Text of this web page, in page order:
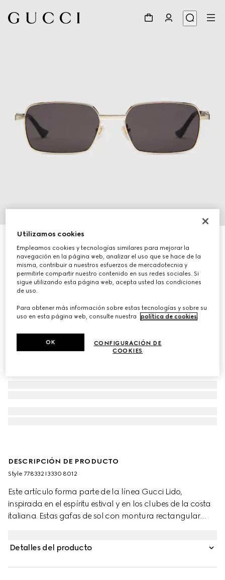
Gafas de sol con montura rectangular
€ 450
DESCRIPCIÓN DE PRODUCTO
Style ‎778332 I3330 8012
Este artículo forma parte de la línea Gucci Lido,
inspirada en el espíritu estival y en los clubes de la costa
italiana. Estas gafas de sol con montura rectangular
inscripción Gucci, se acentúan con un detalle de
Detalles del producto
Utilizamos cookies
Empleamos cookies y tecnologías similares para mejorar la
navegación en la página web, analizar el uso que se hace de la
misma, contribuir a nuestros esfuerzos de mercadotecnia y
permitirle compartir nuestro contenido en sus redes sociales. Si
sigue utilizando esta página web, acepta usted las condiciones
de uso.
Para obtener más información sobre estas tecnologías y sobre su
uso en esta página web, consulte nuestra
política de cookies
CONFIGURACIÓN DE
COOKIES
OK